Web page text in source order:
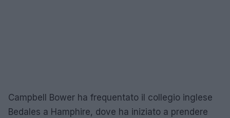
Campbell Bower ha frequentato il collegio inglese
Bedales a Hamphire, dove ha iniziato a prendere